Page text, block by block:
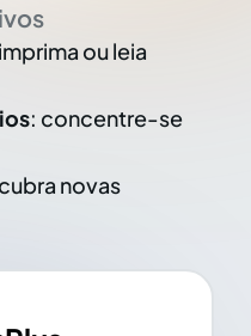
ou leia
: concentre-se
novas